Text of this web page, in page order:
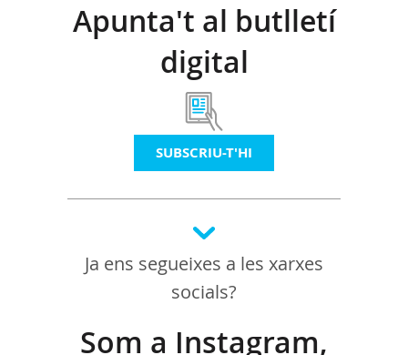
Apunta't al butlletí
digital
SUBSCRIU-T'HI
Ja ens segueixes a les xarxes
socials?
Som a Instagram,